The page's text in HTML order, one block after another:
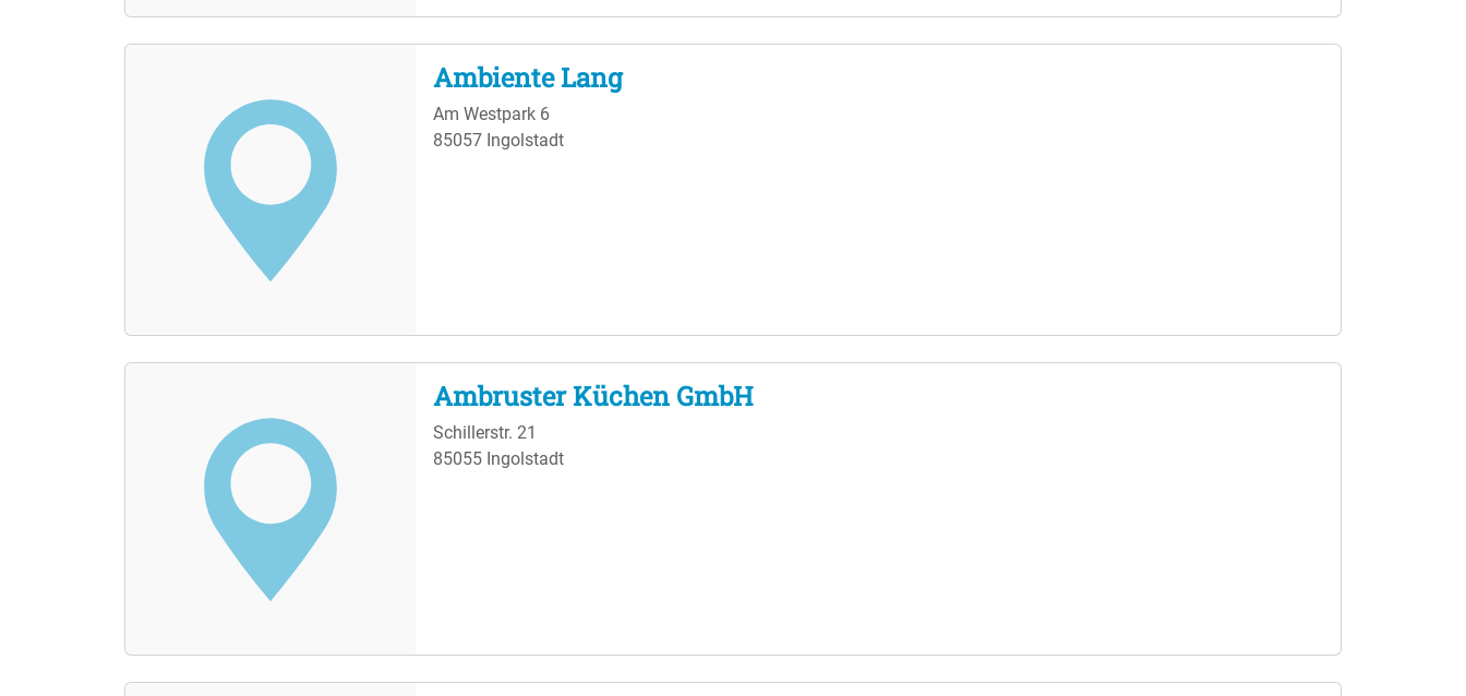
Ambiente Lang
Am Westpark 6
85057 Ingolstadt
Ambruster Küchen GmbH
Schillerstr. 21
85055 Ingolstadt